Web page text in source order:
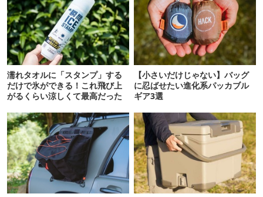
濡れタオルに「スタンプ」する
だけで氷ができる！これ飛び上
がるくらい涼しくて最高だった
【小さいだけじゃない】バッグ
に忍ばせたい進化系パッカブル
ギア3選